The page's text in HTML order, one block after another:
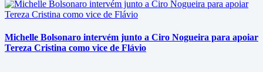
Michelle Bolsonaro intervém junto a Ciro Nogueira para apoiar
Tereza Cristina como vice de Flávio